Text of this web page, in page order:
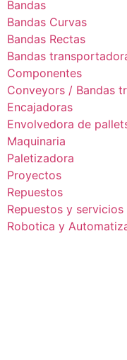
Bandas
Bandas Curvas
Bandas Rectas
Bandas
Componentes
Conveyors / Bandas
Encajadoras
Envolvedora de
Maquinaria
Paletizadora
Proyectos
Repuestos
Repuestos y servicios
Robotica y